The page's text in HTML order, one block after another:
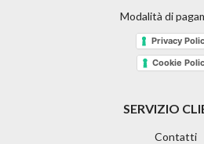
Modalità di
Privacy
Cookie
SERVIZIO
Contatti